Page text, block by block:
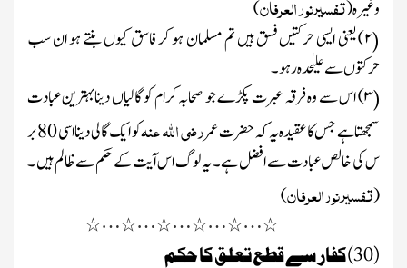
وغیرہ(تفسیرنور العرفان)
(۲) یعنی ایسی حرکتیں فسق ہیں تم مسلمان ہو کر فاسق کیوں بنتے ہو ان سب
حرکتوں سے علیٰحدہ رہو۔
(۳) اس سے وہ فرقہ عبرت پکڑے جو صحابہ کرام کو گالیاں دینابہترین عبادت
سمجھتا ہے جس کا عقیدہ یہ کہ حضرت عمررضی اللہ عنہکو ایک گالیدینا اسی 80 بر
س کی خالص عبادت سے افضل ہے ۔ یہ لوگ اس آیت کے حکم سے ظالم ہیں ۔
(تفسیر نورالعرفان)
٭…٭…٭…٭…٭…٭
(30)کفار سے قطع تعلق کا حکم